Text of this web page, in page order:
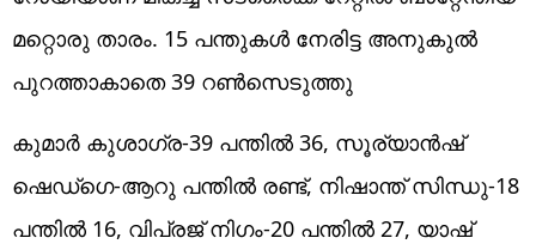
മറ്റൊരു താരം. 15 പന്തുകള്‍ നേരിട്ട അനുകുല്‍
പുറത്താകാതെ 39 റണ്‍സെടുത്തു
കുമാര്‍ കുശാഗ്ര-39 പന്തില്‍ 36, സൂര്യാന്‍ഷ്
ഷെഡ്‌ഗെ-ആറു പന്തില്‍ രണ്ട്, നിഷാന്ത് സിന്ധു-18
പന്തില്‍ 16, വിപ്രജ് നിഗം-20 പന്തില്‍ 27, യാഷ്